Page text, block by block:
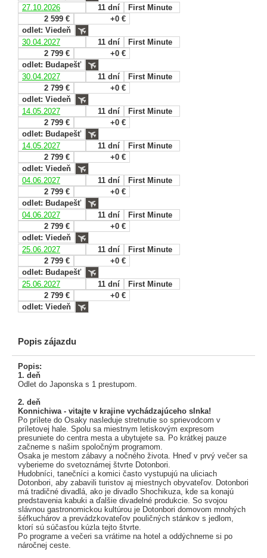
27.10.2026
11 dní
First Minute
2 599 €
+0 €
odlet: Viedeň
30.04.2027
11 dní
First Minute
2 799 €
+0 €
odlet: Budapešť
30.04.2027
11 dní
First Minute
2 799 €
+0 €
odlet: Viedeň
14.05.2027
11 dní
First Minute
2 799 €
+0 €
odlet: Budapešť
14.05.2027
11 dní
First Minute
2 799 €
+0 €
odlet: Viedeň
04.06.2027
11 dní
First Minute
2 799 €
+0 €
odlet: Budapešť
04.06.2027
11 dní
First Minute
2 799 €
+0 €
odlet: Viedeň
25.06.2027
11 dní
First Minute
2 799 €
+0 €
odlet: Budapešť
25.06.2027
11 dní
First Minute
2 799 €
+0 €
odlet: Viedeň
Popis zájazdu
Popis:
1. deň
Odlet do Japonska s 1 prestupom.
2. deň
Konnichiwa - vitajte v krajine vychádzajúceho slnka!
Po prílete do Osaky nasleduje stretnutie so sprievodcom v
príletovej hale. Spolu sa miestnym letiskovým expresom
presuniete do centra mesta a ubytujete sa. Po krátkej pauze
začneme s našim spoločným programom.
Osaka je mestom zábavy a nočného života. Hneď v prvý večer sa
vyberieme do svetoznámej štvrte Dotonbori.
Hudobníci, tanečníci a komici často vystupujú na uliciach
Dotonbori, aby zabavili turistov aj miestnych obyvateľov. Dotonbori
má tradičné divadlá, ako je divadlo Shochikuza, kde sa konajú
predstavenia kabuki a ďalšie divadelné produkcie. So svojou
slávnou gastronomickou kultúrou je Dotonbori domovom mnohých
šéfkuchárov a prevádzkovateľov pouličných stánkov s jedlom,
ktorí sú súčasťou kúzla tejto štvrte.
Po programe a večeri sa vrátime na hotel a oddýchneme si po
náročnej ceste.